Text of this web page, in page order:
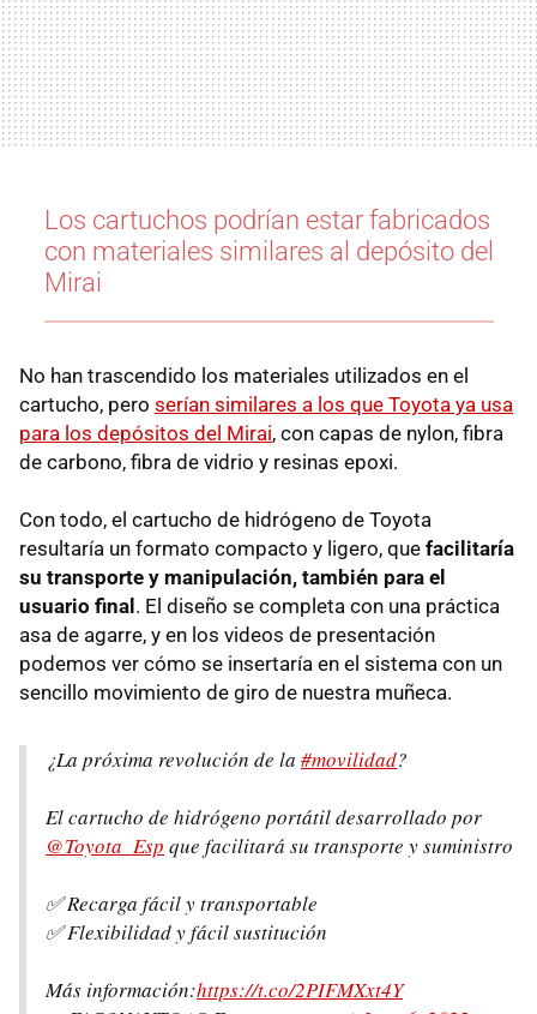
Los cartuchos podrían estar fabricados
con materiales similares al depósito del
Mirai
No han trascendido los materiales utilizados en el
cartucho, pero serían similares a los que Toyota ya usa
para los depósitos del Mirai, con capas de nylon, fibra
de carbono, fibra de vidrio y resinas epoxi.
Con todo, el cartucho de hidrógeno de Toyota
resultaría un formato compacto y ligero, que facilitaría
su transporte y manipulación, también para el
usuario final. El diseño se completa con una práctica
asa de agarre, y en los videos de presentación
podemos ver cómo se insertaría en el sistema con un
sencillo movimiento de giro de nuestra muñeca.
¿La próxima revolución de la #movilidad?
El cartucho de hidrógeno portátil desarrollado por
@Toyota_Esp que facilitará su transporte y suministro
✅ Recarga fácil y transportable
✅ Flexibilidad y fácil sustitución
Más información:https://t.co/2PIFMXxt4Y